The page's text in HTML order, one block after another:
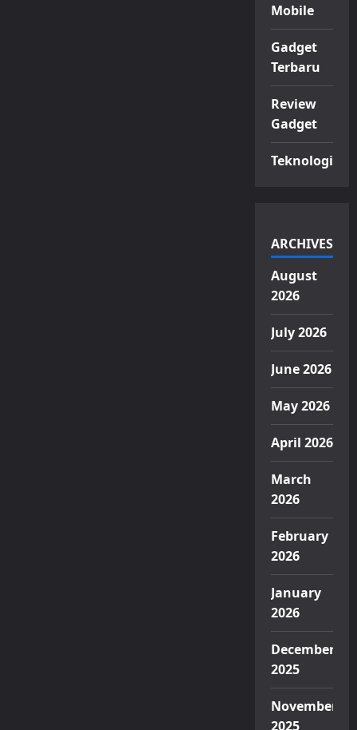
Mobile
Gadget
Terbaru
Review
Gadget
Teknologi
ARCHIVES
August
2026
July 2026
June 2026
May 2026
April 2026
March
2026
February
2026
January
2026
December
2025
November
2025